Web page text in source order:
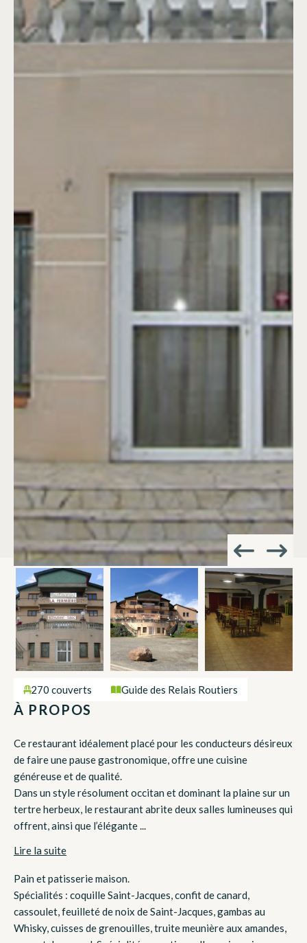
270 couverts Guide des Relais Routiers
À PROPOS
Ce restaurant idéalement placé pour les conducteurs désireux
de faire une pause gastronomique, offre une cuisine
généreuse et de qualité.
Dans un style résolument occitan et dominant la plaine sur un
tertre herbeux, le restaurant abrite deux salles lumineuses qui
offrent, ainsi que l’élégante ...
Lire la suite
Pain et patisserie maison.
Spécialités : coquille Saint-Jacques, confit de canard,
cassoulet, feuilleté de noix de Saint-Jacques, gambas au
Whisky, cuisses de grenouilles, truite meunière aux amandes,